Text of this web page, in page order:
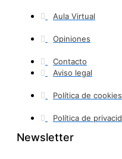
Aula Virtual
Opiniones
Contacto
Aviso legal
Política de cookies
Política de
Newsletter